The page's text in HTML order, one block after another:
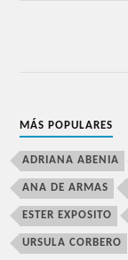
MÁS POPULARES
ADRIANA ABENIA
ANA DE ARMAS
ESTER EXPOSITO
URSULA CORBERO